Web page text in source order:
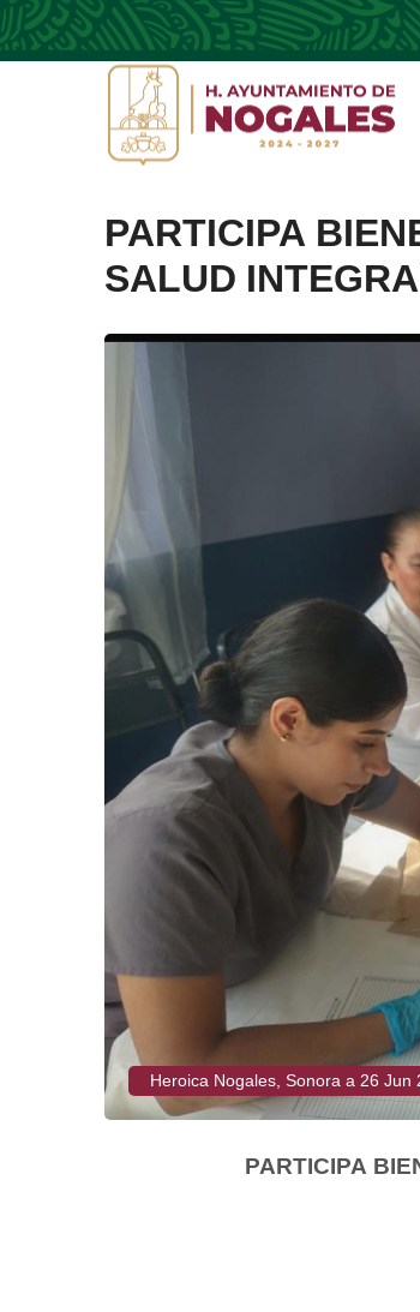
PARTICIPA
SALUD
Heroica Nogales, Sonora a 26 Jun
PARTICIPA